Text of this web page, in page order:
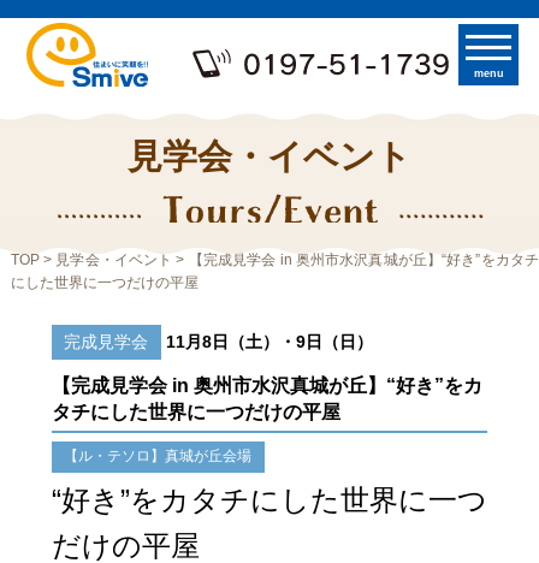
menu
見学会・イベント
TOP> 見学会・イベント > 【完成見学会 in 奥州市水沢真城が丘】“好き”をカタチ
にした世界に一つだけの平屋
完成見学会 11月8日（土）・9日（日）
【完成見学会 in 奥州市水沢真城が丘】“好き”をカ
タチにした世界に一つだけの平屋
【ル・テソロ】真城が丘会場
“好き”をカタチにした世界に一つ
だけの平屋